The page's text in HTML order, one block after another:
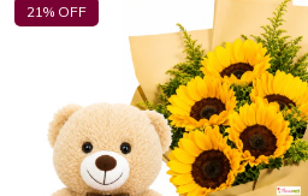
21% OFF